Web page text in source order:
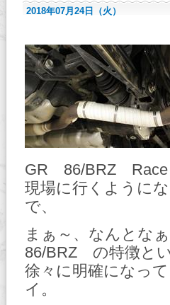
2018年07月24日（火）
GR 86/BRZ
現場に行くように
で、
まぁ～、なんとな
86/BRZ の特徴と
徐々に明確になっ
イ。